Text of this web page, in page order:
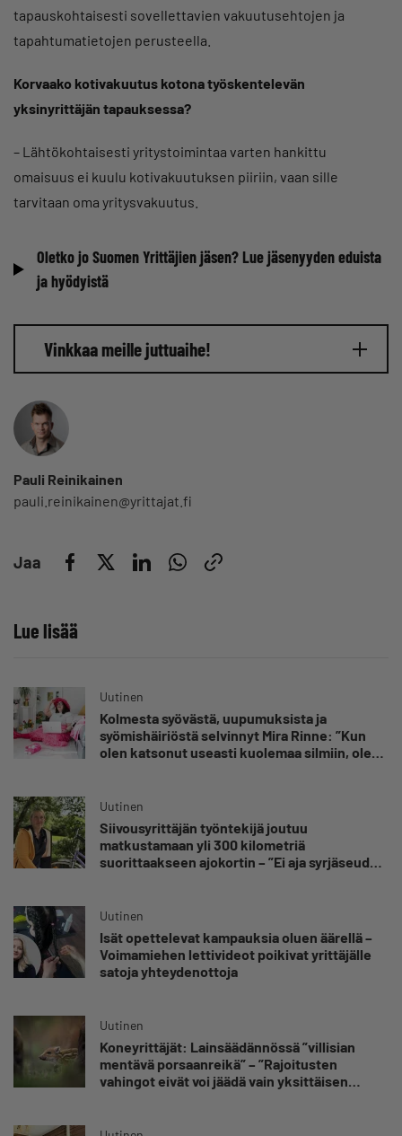
tapauskohtaisesti sovellettavien vakuutusehtojen ja
tapahtumatietojen perusteella.
Korvaako kotivakuutus kotona työskentelevän
yksinyrittäjän tapauksessa?
– Lähtökohtaisesti yritystoimintaa varten hankittu
omaisuus ei kuulu kotivakuutuksen piiriin, vaan sille
tarvitaan oma yritysvakuutus.
Oletko jo Suomen Yrittäjien jäsen? Lue jäsenyyden eduista
ja hyödyistä
Vinkkaa meille juttuaihe!
Pauli Reinikainen
pauli.reinikainen@yrittajat.fi
Jaa
Lue lisää
Uutinen
Kolmesta syövästä, uupumuksista ja
syömishäiriöstä selvinnyt Mira Rinne: ”Kun
olen katsonut useasti kuolemaa silmiin, olen
Uutinen
Siivousyrittäjän työntekijä joutuu
matkustamaan yli 300 kilometriä
suorittaakseen ajokortin – ”Ei aja syrjäseudun
Uutinen
Isät opettelevat kampauksia oluen äärellä –
Voimamiehen lettivideot poikivat yrittäjälle
satoja yhteydenottoja
Uutinen
Koneyrittäjät: Lainsäädännössä ”villisian
mentävä porsaanreikä” – ”Rajoitusten
vahingot eivät voi jäädä vain yksittäisen